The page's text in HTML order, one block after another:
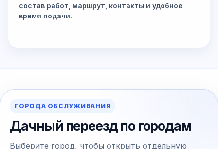
состав работ, маршрут, контакты и удобное
время подачи.
ГОРОДА ОБСЛУЖИВАНИЯ
Дачный переезд по городам
Выберите город, чтобы открыть отдельную